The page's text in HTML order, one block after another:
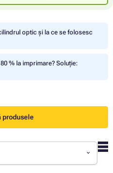
optic și la ce se folosesc
% la imprimare? Soluție:
produsele